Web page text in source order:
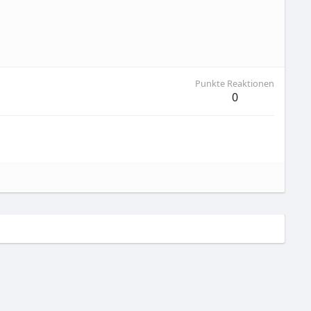
Punkte Reaktionen
0